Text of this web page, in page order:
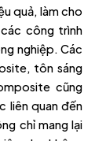
quả, làm cho
công trình
nghiệp. Các
tôn sáng
cũng
liên quan đến
chỉ mang lại